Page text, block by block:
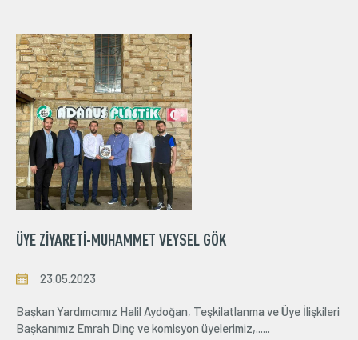
ÜYE ZIYARETI-MUHAMMET VEYSEL GÖK
23.05.2023
Başkan Yardımcımız Halil Aydoğan, Teşkilatlanma ve Üye İlişkileri
Başkanımız Emrah Dinç ve komisyon üyelerimiz,......